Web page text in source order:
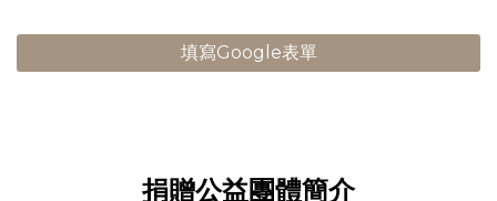
填寫Google表單
捐贈公益團體簡介